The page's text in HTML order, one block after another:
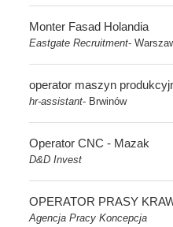
Monter Fasad Holandia
Eastgate Recruitment-
operator maszyn
hr-assistant- Brwinów
Operator CNC - Mazak
D&D Invest
OPERATOR PRASY
Agencja Pracy Koncepcja